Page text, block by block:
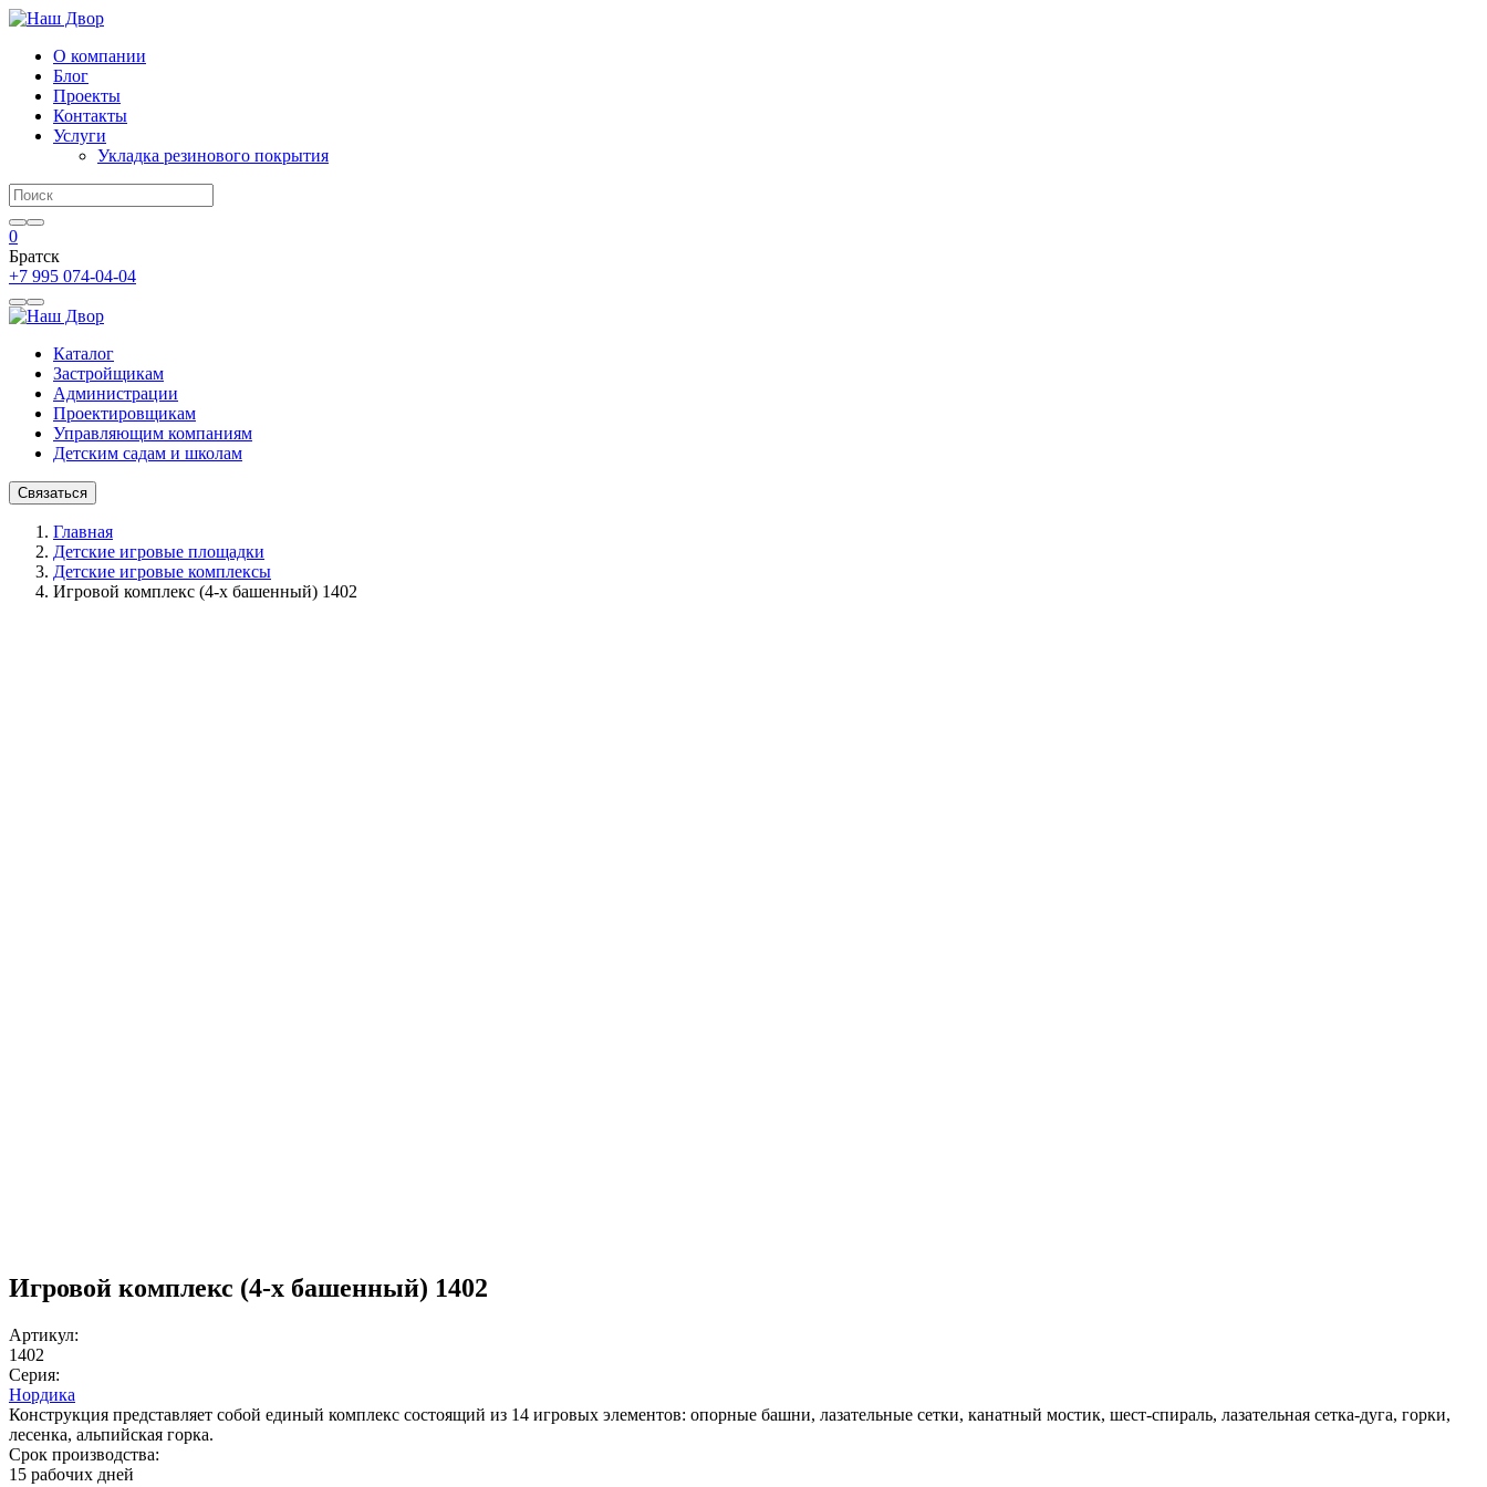
О компании
Блог
Проекты
Контакты
Услуги
Укладка резинового покрытия
0
Братск
+7 995 074-04-04
Каталог
Застройщикам
Администрации
Проектировщикам
Управляющим компаниям
Детским садам и школам
Связаться
Главная
Детские игровые площадки
Детские игровые комплексы
Игровой комплекс (4-х башенный) 1402
Игровой комплекс (4-х башенный) 1402
Артикул:
1402
Серия:
Нордика
Конструкция представляет собой единый комплекс состоящий из 14 игровых элементов: опорные башни, лазательные сетки, канатный мостик, шест-спираль, лазательная сетка-дуга, горки,
лесенка, альпийская горка.
Срок производства:
15 рабочих дней